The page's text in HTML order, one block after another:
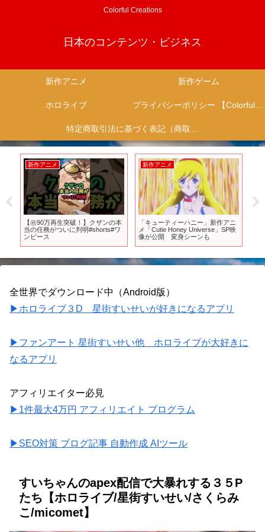
Colorful Creations
日本のコンテンツ・ビジネス
新作アニメ 新作ゲーム
ホロライブ プライバシーポリシー 【Colorful Creation】
特定商取引法に基づく表記（商取引に関する開示）
新作アニメ
【㊗️90万再生突破！】クザンの本
当の任務がついに判明#shorts#ワ
ンピース
新作アニメ
「キューティーハニー」新作アニ
メ「Cutie Honey Universe」SP映
像が公開 変身シーンも
全世界でダウンロード中（Android版）
▶ホロライブ３D 星街すいせいが好きになるアプリ
▶ファンアート 星街すいせい他 ホロライブが大好きに
なるアプリ
アフィリエイター必見
▶1件最大4万円 アフィリエイト プログラム
▶SEO対策 ブログ記事 自動作成 AIツール
すいちゃんのapex配信で大暴れする３５P
たち【ホロライブ/星街すいせい/さくらみ
こ/micomet】